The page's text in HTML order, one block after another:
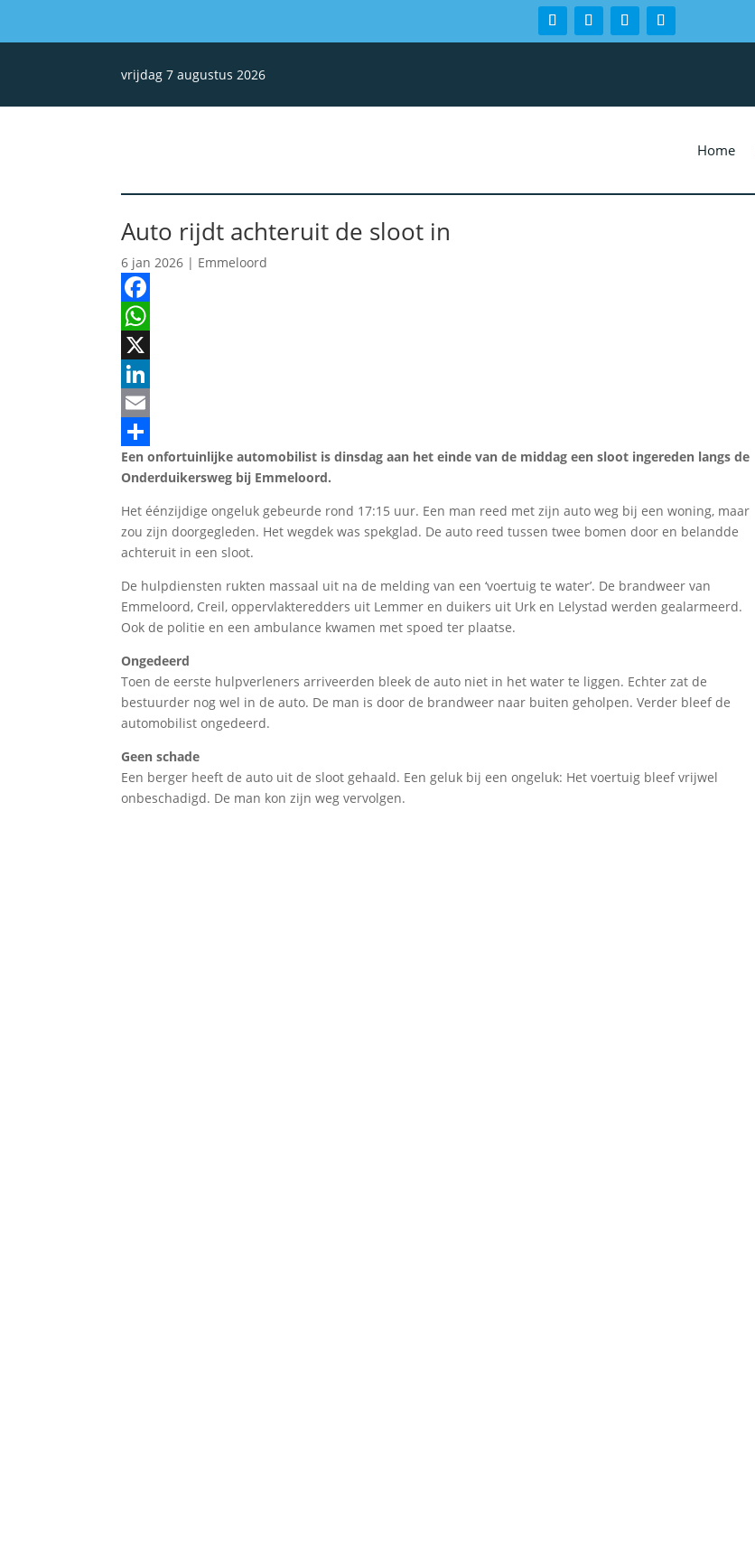
vrijdag 7 augustus 2026
Home
Auto rijdt achteruit de sloot in
6 jan 2026 | Emmeloord
Facebook
WhatsApp
X
LinkedIn
Email
Delen
Een onfortuinlijke automobilist is dinsdag aan het einde van de middag een sloot ingereden langs de
Onderduikersweg bij Emmeloord.
Het éénzijdige ongeluk gebeurde rond 17:15 uur. Een man reed met zijn auto weg bij een woning, maar
zou zijn doorgegleden. Het wegdek was spekglad. De auto reed tussen twee bomen door en belandde
achteruit in een sloot.
De hulpdiensten rukten massaal uit na de melding van een ‘voertuig te water’. De brandweer van
Emmeloord, Creil, oppervlakteredders uit Lemmer en duikers uit Urk en Lelystad werden gealarmeerd.
Ook de politie en een ambulance kwamen met spoed ter plaatse.
Ongedeerd
Toen de eerste hulpverleners arriveerden bleek de auto niet in het water te liggen. Echter zat de
bestuurder nog wel in de auto. De man is door de brandweer naar buiten geholpen. Verder bleef de
automobilist ongedeerd.
Geen schade
Een berger heeft de auto uit de sloot gehaald. Een geluk bij een ongeluk: Het voertuig bleef vrijwel
onbeschadigd. De man kon zijn weg vervolgen.